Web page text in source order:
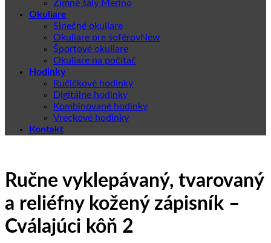
Zimné šály Merino
Okuliare
Slnečné okuliare
Okuliare pre šoférov
Športové okuliare
Okuliare na počítač
Hodinky
Ručičkové hodinky
Digitálne hodinky
Kombinované hodinky
Vreckové hodinky
Kontakt
Ručne vyklepávaný, tvarovaný
a reliéfny kožený zápisník –
Cválajúci kôň 2